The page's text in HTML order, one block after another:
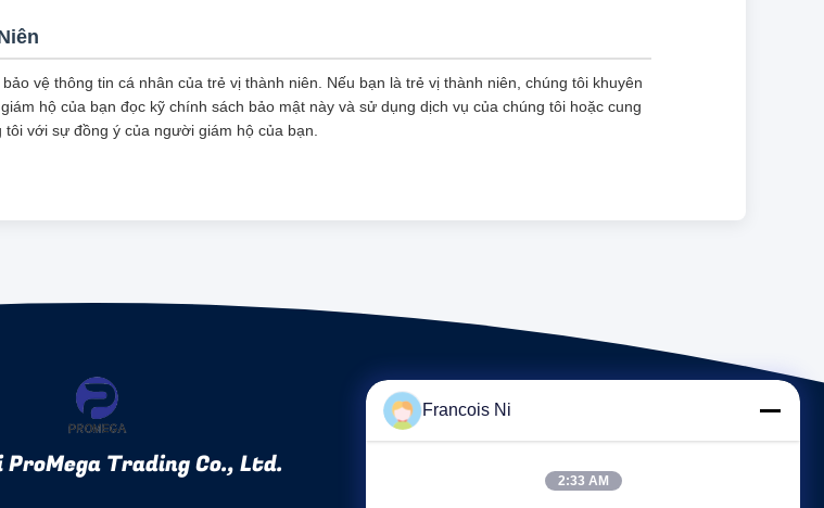
vệ thông tin cá nhân của trẻ vị thành niên. Nếu bạn là trẻ vị thành niên, chúng tôi khuyên
hộ của bạn đọc kỹ chính sách bảo mật này và sử dụng dịch vụ của chúng tôi hoặc cung
với sự đồng ý của người giám hộ của bạn.
ProMega Trading Co., Ltd.
Francois Ni
2:33 AM